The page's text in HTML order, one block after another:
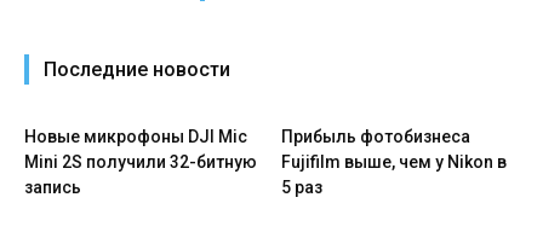
Последние новости
Новые микрофоны DJI Mic
Mini 2S получили 32-битную
запись
Прибыль фотобизнеса
Fujifilm выше, чем у Nikon в
5 раз